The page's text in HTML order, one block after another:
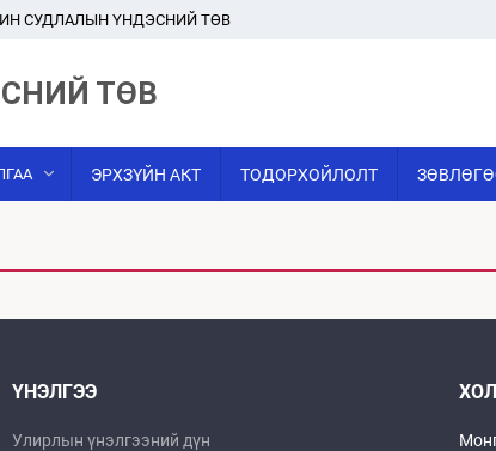
СУДЛАЛЫН ҮНДЭСНИЙ ТӨВ
ТӨВ
ЭРХЗҮЙН АКТ ТОДОРХОЙЛОЛТ
ҮНЭЛГЭЭ
Улирлын үнэлгээний дүн